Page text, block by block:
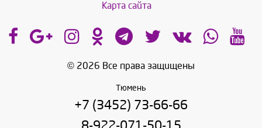
Карта сайта
© 2026 Все права защищены
Тюмень
+7 (3452) 73-66-66